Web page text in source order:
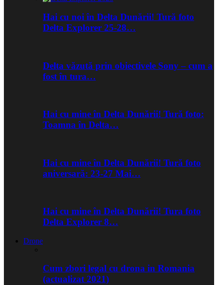
Hai cu noi în Delta Dunării! Tură foto
Delta Explorer 25-28…
Delta văzută prin obiectivele Sony – cum a
fost în tura…
Hai cu mine în Delta Dunării! Tură foto:
Toamna în Delta…
Hai cu mine în Delta Dunării! Tură foto
aniversară: 23-27 Mai…
Hai cu mine în Delta Dunării! Tura foto
Delta Explorer 8…
Drone
Cum zbori legal cu drona in Romania
(actualizat 2021)